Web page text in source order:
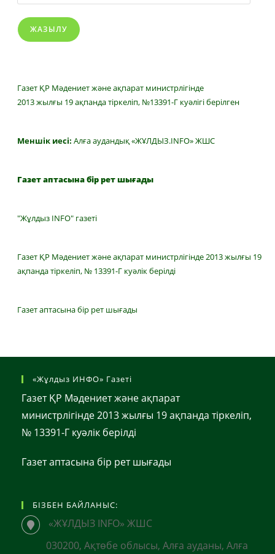
ЖАЗЫЛУ
Газет ҚР Мәдениет және ақпарат министрлігінде
2013 жылғы 19 ақпанда тіркеліп, №13391-Г куәлігі берілген
Меншік иесі: Алға аудандық «ЖҰЛДЫЗ.INFO» ЖШС
Газет аптасына бір рет шығады
"Жұлдыз INFO" газеті
Газет ҚР Мәдениет және ақпарат министрлігінде 2013 жылғы 19
ақпанда тіркеліп, № 13391-Г куәлік берілді
Газет аптасына бір рет шығады
«Жұлдыз ИНФО» Газеті
Газет ҚР Мәдениет және ақпарат
министрлігінде 2013 жылғы 19 ақпанда тіркеліп,
№ 13391-Г куәлік берілді
Газет аптасына бір рет шығады
БІЗБЕН БАЙЛАНЫС:
«ЖҰЛДЫЗ INFO» ЖШС
030200, Ақтөбе облысы, Алға ауданы, Алға